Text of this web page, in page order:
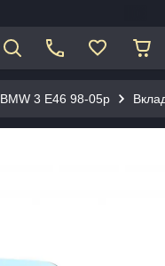
BMW 3 E46 98-05р